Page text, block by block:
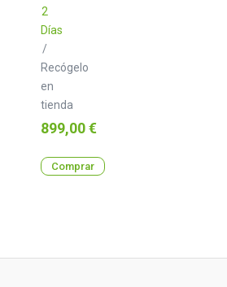
2
Días
/
Recógelo
en
tienda
Precio
899,00 €
Comprar